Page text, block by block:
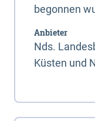
begonnen
Anbieter
Nds.
Küsten und